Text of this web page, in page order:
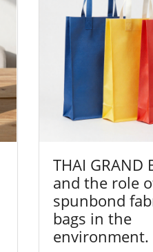
THAI GRAND
and the role
spunbond
bags in the
environment.